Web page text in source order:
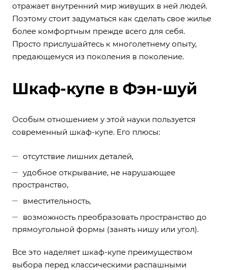
отражает внутренний мир живущих в ней людей.
Поэтому стоит задуматься как сделать свое жилье
более комфортным прежде всего для себя.
Просто прислушайтесь к многолетнему опыту,
предающемуся из поколения в поколение.
Шкаф-купе в Фэн-шуй
Особым отношением у этой науки пользуется
современный шкаф-купе. Его плюсы:
отсутствие лишних деталей,
удобное открывание, не нарушающее
пространство,
вместительность,
возможность преобразовать пространство до
прямоугольной формы (занять нишу или угол).
Все это наделяет шкаф-купе преимуществом
выбора перед классическими распашными